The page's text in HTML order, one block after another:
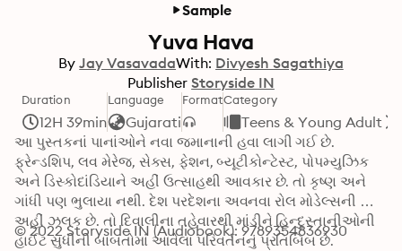
Sample
Yuva Hava
By Jay VasavadaWith: Divyesh Sagathiya
Publisher Storyside IN
Duration
12H 39min
Language
Gujarati
FormatCategory
Teens & Young Adult
આ પુસ્તકનાં પાનાંઓને નવા જમાનાની હવા લાગી ગઈ છે.
ફ્રેન્ડશિપ, લવ મેરેજ, સેક્સ, ફેશન, બ્યૂટીકોન્ટેસ્ટ, પોપમ્યુઝિક
અને ડિસ્કોદાંડિયાને અહીં ઉત્સાહથી આવકાર છે. તો કૃષ્ણ અને
ગાંધી પણ ભુલાયા નથી. દેશ પરદેશના અવનવા રોલ મોડેલ્સની
અહીં ઝલક છે. તો દિવાલીના તહેવારથી માંડીને હિન્દુસ્તાનીઓની
હાઈટ સુધીની બાબતોમાં આવેલા પરિવર્તનનું પ્રતિબિંબ છે.
© 2022 Storyside IN (Audiobook): 9789354836930